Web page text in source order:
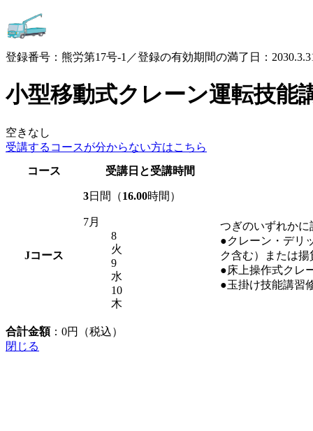
登録番号：熊労第17号-1／登録の有効期間の満了日：
小型移動式クレーン運転技能
空きなし
受講するコースが分からない方はこちら
コース
受講日と受講時間
Jコース
3日間（16.00時間）
7月
8
火
9
水
10
木
つぎのいずれかに
●クレーン・デリ
ク含む）または
●床上操作式クレ
●玉掛け技能講習
合計金額： 0円（税込）
閉じる